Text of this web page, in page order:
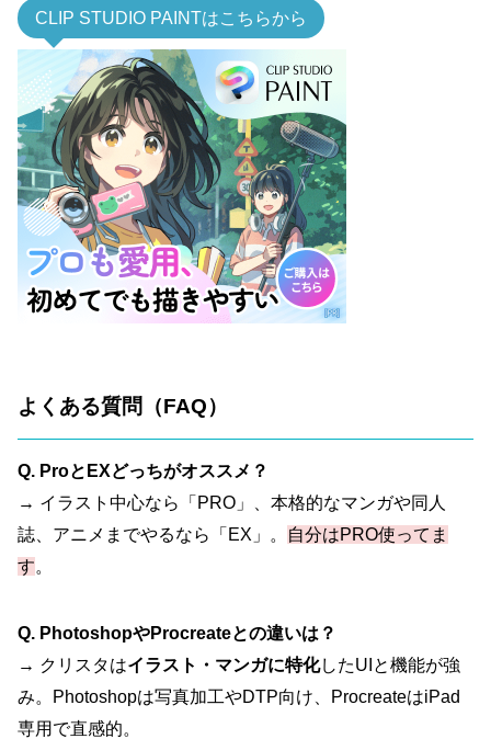
CLIP STUDIO PAINTはこちらから
よくある質問（FAQ）
Q. ProとEXどっちがオススメ？
→ イラスト中心なら「PRO」、本格的なマンガや同人
誌、アニメまでやるなら「EX」。
自分はPRO使ってま
す。
Q. PhotoshopやProcreateとの違いは？
→ クリスタはイラスト・マンガに特化したUIと機能が強
み。Photoshopは写真加工やDTP向け、ProcreateはiPad
専用で直感的。